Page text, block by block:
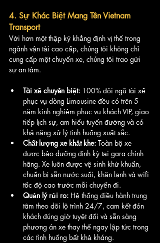
4. Sự Khác Biệt Mang Tên Vietnam
Transport
Với hơn một thập kỷ khẳng định vị thế trong
ngành vận tải cao cấp, chúng tôi không chỉ
cung cấp một chuyến xe, chúng tôi trao gửi
sự an tâm.
Tài xế chuyên biệt: 100% đội ngũ tài xế
phục vụ dòng Limousine đều có trên 5
năm kinh nghiệm phục vụ khách VIP, giao
tiếp lịch sự, am hiểu tuyến đường và có
khả năng xử lý tình huống xuất sắc.
Chất lượng xe khắt khe: Toàn bộ xe
được bảo dưỡng định kỳ tại gara chính
hãng. Xe luôn được vệ sinh khử khuẩn,
chuẩn bị sẵn nước suối, khăn lạnh và wifi
tốc độ cao trước mỗi chuyến đi.
Quản lý rủi ro: Hệ thống điều hành trung
tâm theo dõi lộ trình 24/7, cam kết đón
khách đúng giờ tuyệt đối và sẵn sàng
phương án xe thay thế ngay lập tức trong
các tình huống bất khả kháng.